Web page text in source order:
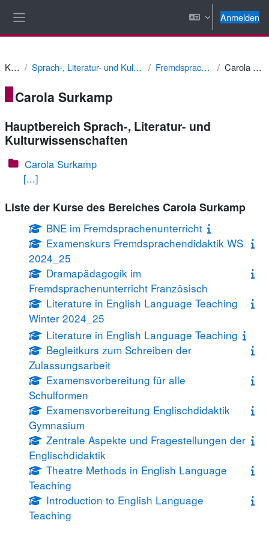
Anmelden
Kurse Sprach-, Literatur- und Kulturwissenschaften Fremdsprachendidaktik Carola Surkamp
Carola Surkamp
Hauptbereich Sprach-, Literatur- und
Kulturwissenschaften
Carola Surkamp
[...]
Liste der Kurse des Bereiches Carola Surkamp
BNE im Fremdsprachenunterricht
Examenskurs Fremdsprachendidaktik WS
2024_25
Dramapädagogik im
Fremdsprachenunterricht Französisch
Literature in English Language Teaching
Winter 2024_25
Literature in English Language Teaching
Begleitkurs zum Schreiben der
Zulassungsarbeit
Examensvorbereitung für alle
Schulformen
Examensvorbereitung Englischdidaktik
Gymnasium
Zentrale Aspekte und Fragestellungen der
Englischdidaktik
Theatre Methods in English Language
Teaching
Introduction to English Language
Teaching